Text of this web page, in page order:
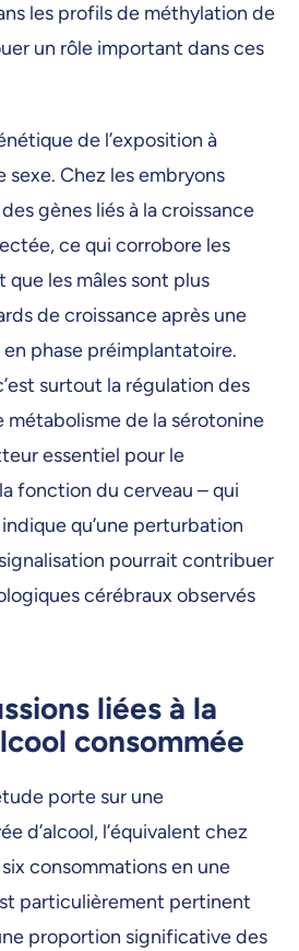
les profils de méthylation de
un rôle important dans ces
de l’exposition à
sexe. Chez les embryons
gènes liés à la croissance
ce qui corrobore les
que les mâles sont plus
de croissance après une
en phase préimplantatoire.
surtout la régulation des
métabolisme de la sérotonine
essentiel pour le
fonction du cerveau – qui
qu’une perturbation
pourrait contribuer
cérébraux observés
liées à la
consommée
porte sur une
d’alcool, l’équivalent chez
consommations en une
particulièrement pertinent
proportion significative des